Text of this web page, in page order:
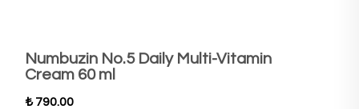
Numbuzin No.5 Daily Multi-Vitamin
Cream 60 ml
₺ 790.00